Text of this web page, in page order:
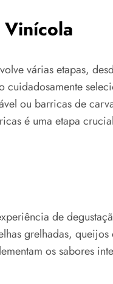
várias etapas,
cuidadosamente
ou barricas de
é uma etapa
de
grelhadas, queijos
os sabores